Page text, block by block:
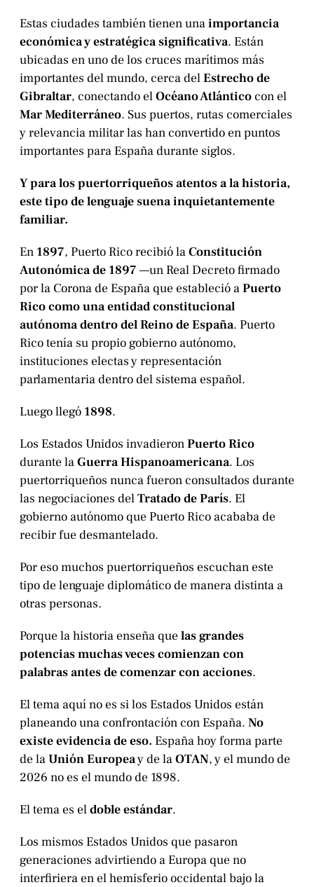
Estas ciudades también tienen unaimportancia
económica y estratégica significativa. Están
ubicadas en uno de los cruces marítimos más
importantes del mundo, cerca delEstrecho de
Gibraltar, conectando elOcéano Atlántico con el
Mar Mediterráneo. Sus puertos, rutas comerciales
y relevancia militar las han convertido en puntos
importantes para España durante siglos.
Y para los puertorriqueños atentos a la historia,
este tipo de lenguaje suena inquietantemente
familiar.
En 1897, Puerto Rico recibió laConstitución
Autonómica de 1897 —un Real Decreto firmado
por la Corona de España que estableció aPuerto
Rico como una entidad constitucional
autónoma dentro del Reino de España. Puerto
Rico tenía su propio gobierno autónomo,
instituciones electas y representación
parlamentaria dentro del sistema español.
Luego llegó 1898.
Los Estados Unidos invadieronPuerto Rico
durante laGuerra Hispanoamericana. Los
puertorriqueños nunca fueron consultados durante
las negociaciones delTratado de París. El
gobierno autónomo que Puerto Rico acababa de
recibir fue desmantelado.
Por eso muchos puertorriqueños escuchan este
tipo de lenguaje diplomático de manera distinta a
otras personas.
Porque la historia enseña quelas grandes
potencias muchas veces comienzan con
palabras antes de comenzar con acciones.
El tema aquí no es si los Estados Unidos están
planeando una confrontación con España. No
existe evidencia de eso. España hoy forma parte
de laUnión Europeay de laOTAN, y el mundo de
2026 no es el mundo de 1898.
El tema es eldoble estándar.
Los mismos Estados Unidos que pasaron
generaciones advirtiendo a Europa que no
interfiriera en el hemisferio occidental bajo la